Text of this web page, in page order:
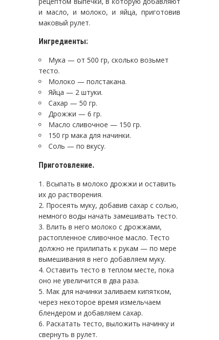
и масло, и молоко, и яйца, приготовив
маковый рулет.
Ингредиенты:
Мука — от 500 гр, сколько возьмет
тесто.
Молоко — полстакана.
Яйца — 2 штуки.
Сахар — 50 гр.
Дрожжи — 6 гр.
Масло сливочное — 150 гр.
150 гр мака для начинки.
Соль — по вкусу.
Приготовление.
Всыпать в молоко дрожжи и оставить
их до растворения.
Просеять муку, добавив сахар с солью,
немного воды начать замешивать тесто.
Влить в него молоко с дрожжами,
растопленное сливочное масло. Тесто
должно не прилипать к рукам — по мере
вымешивания в него добавляем муку.
Оставить тесто в теплом месте, пока
оно не увеличится в два раза.
Мак для начинки заливаем кипятком,
через некоторое время измельчаем
блендером и добавляем сахар.
Раскатать тесто, выложить начинку и
свернуть в рулет.